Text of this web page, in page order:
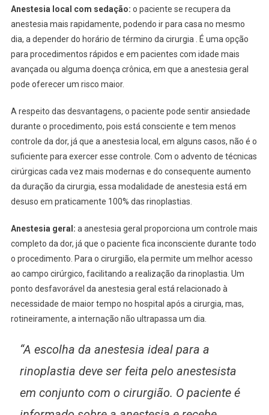
Anestesia local com sedação: o paciente se recupera da
anestesia mais rapidamente, podendo ir para casa no mesmo
dia, a depender do horário de término da cirurgia . É uma opção
para procedimentos rápidos e em pacientes com idade mais
avançada ou alguma doença crônica, em que a anestesia geral
pode oferecer um risco maior.
A respeito das desvantagens, o paciente pode sentir ansiedade
durante o procedimento, pois está consciente e tem menos
controle da dor, já que a anestesia local, em alguns casos, não é o
suficiente para exercer esse controle. Com o advento de técnicas
cirúrgicas cada vez mais modernas e do consequente aumento
da duração da cirurgia, essa modalidade de anestesia está em
desuso em praticamente 100% das rinoplastias.
Anestesia geral: a anestesia geral proporciona um controle mais
completo da dor, já que o paciente fica inconsciente durante todo
o procedimento. Para o cirurgião, ela permite um melhor acesso
ao campo cirúrgico, facilitando a realização da rinoplastia. Um
ponto desfavorável da anestesia geral está relacionado à
necessidade de maior tempo no hospital após a cirurgia, mas,
rotineiramente, a internação não ultrapassa um dia.
“A escolha da anestesia ideal para a
rinoplastia deve ser feita pelo anestesista
em conjunto com o cirurgião. O paciente é